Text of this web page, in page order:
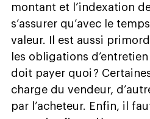
montant et l’indexation
s’assurer qu’avec le
valeur. Il est aussi
les obligations
doit payer quoi ?
charge du vendeur,
par l’acheteur. Enfin, il